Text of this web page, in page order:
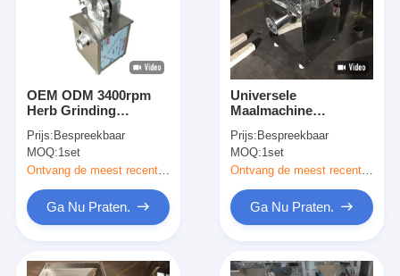
OEM ODM 3400rpm
Herb Grinding
Machine van de
Voedselmaalmachine
Prijs: Bespreekbaar
MOQ:1set
Ontvang de meest recente Prijs
Ga Nu Praten.
Universele
Maalmachine
het hoog
rendement15kw
Roestvrije staal
Prijs: Bespreekbaar
MOQ:1set
Ga Nu Praten.